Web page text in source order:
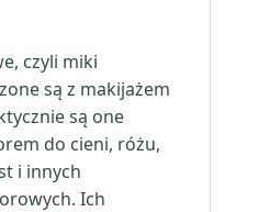
czyli miki
są z makijażem
są one
do cieni, różu,
i innych
Ich